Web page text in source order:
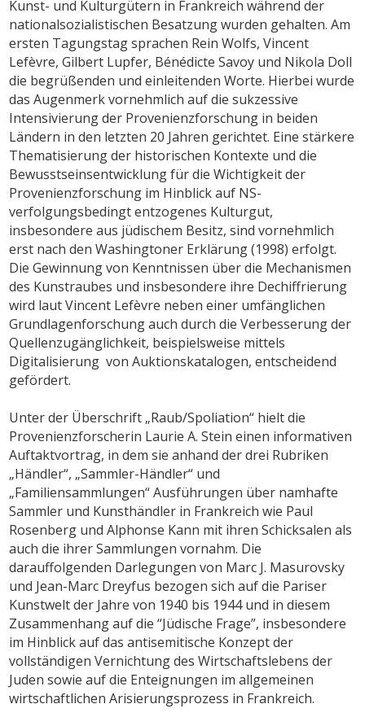
Kunst- und Kulturgütern in Frankreich während der
nationalsozialistischen Besatzung wurden gehalten. Am
ersten Tagungstag sprachen Rein Wolfs, Vincent
Lefèvre, Gilbert Lupfer, Bénédicte Savoy und Nikola Doll
die begrüßenden und einleitenden Worte. Hierbei wurde
das Augenmerk vornehmlich auf die sukzessive
Intensivierung der Provenienzforschung in beiden
Ländern in den letzten 20 Jahren gerichtet. Eine stärkere
Thematisierung der historischen Kontexte und die
Bewusstseinsentwicklung für die Wichtigkeit der
Provenienzforschung im Hinblick auf NS-
verfolgungsbedingt entzogenes Kulturgut,
insbesondere aus jüdischem Besitz, sind vornehmlich
erst nach den Washingtoner Erklärung (1998) erfolgt.
Die Gewinnung von Kenntnissen über die Mechanismen
des Kunstraubes und insbesondere ihre Dechiffrierung
wird laut Vincent Lefèvre neben einer umfänglichen
Grundlagenforschung auch durch die Verbesserung der
Quellenzugänglichkeit, beispielsweise mittels
Digitalisierung von Auktionskatalogen, entscheidend
gefördert.
Unter der Überschrift „Raub/Spoliation“ hielt die
Provenienzforscherin Laurie A. Stein einen informativen
Auftaktvortrag, in dem sie anhand der drei Rubriken
„Händler“, „Sammler-Händler“ und
„Familiensammlungen“ Ausführungen über namhafte
Sammler und Kunsthändler in Frankreich wie Paul
Rosenberg und Alphonse Kann mit ihren Schicksalen als
auch die ihrer Sammlungen vornahm. Die
darauffolgenden Darlegungen von Marc J. Masurovsky
und Jean-Marc Dreyfus bezogen sich auf die Pariser
Kunstwelt der Jahre von 1940 bis 1944 und in diesem
Zusammenhang auf die “Jüdische Frage”, insbesondere
im Hinblick auf das antisemitische Konzept der
vollständigen Vernichtung des Wirtschaftslebens der
Juden sowie auf die Enteignungen im allgemeinen
wirtschaftlichen Arisierungsprozess in Frankreich.